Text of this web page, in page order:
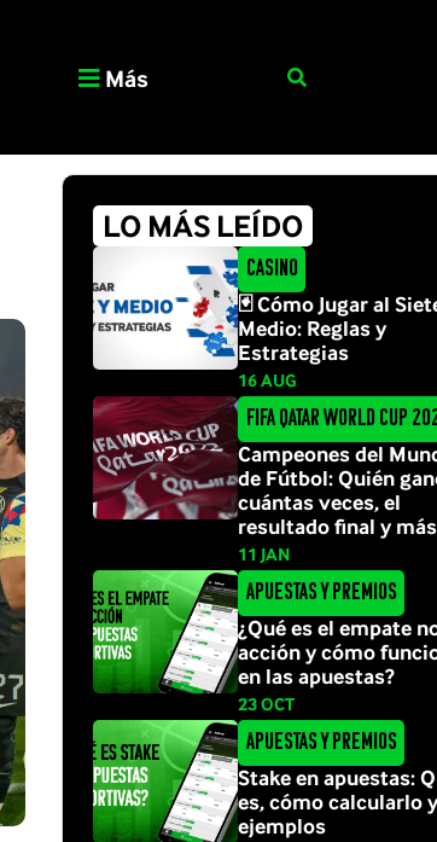
Más
LO MÁS LEÍDO
Casino
🃏 Cómo Jugar al
Medio: Reglas y
Estrategias
16 AUG
FIFA Qatar World Cup
Campeones del
de Fútbol: Quién
cuántas veces, el
resultado final y más
11 JAN
Apuestas y Premios
¿Qué es el empate
acción y cómo
en las apuestas?
23 OCT
Apuestas y Premios
Stake en apuestas:
es, cómo calcularlo y
ejemplos